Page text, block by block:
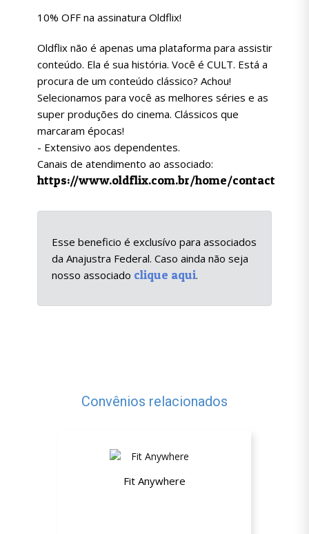
10% OFF na assinatura Oldflix!
Oldflix não é apenas uma plataforma para assistir
conteúdo. Ela é sua história. Você é CULT. Está a
procura de um conteúdo clássico? Achou!
Selecionamos para você as melhores séries e as
super produções do cinema. Clássicos que
marcaram épocas!
- Extensivo aos dependentes.
Canais de atendimento ao associado:
https://www.oldflix.com.br/home/contact
Esse beneficio é exclusívo para associados
da Anajustra Federal. Caso ainda não seja
nosso associado clique aqui.
Convênios relacionados
Fit Anywhere